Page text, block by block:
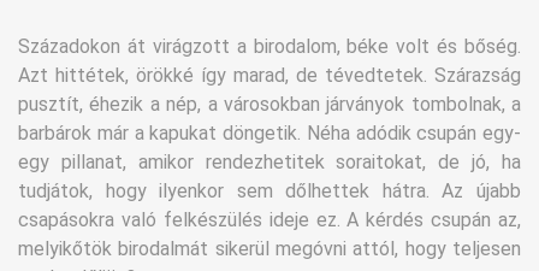
Századokon át virágzott a birodalom, béke volt és bőség.
Azt hittétek, örökké így marad, de tévedtetek. Szárazság
pusztít, éhezik a nép, a városokban járványok tombolnak, a
barbárok már a kapukat döngetik. Néha adódik csupán egy-
egy pillanat, amikor rendezhetitek soraitokat, de jó, ha
tudjátok, hogy ilyenkor sem dőlhettek hátra. Az újabb
csapásokra való felkészülés ideje ez. A kérdés csupán az,
melyikőtök birodalmát sikerül megóvni attól, hogy teljesen